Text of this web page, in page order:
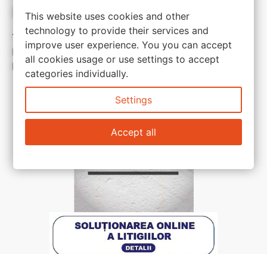
Link-uri utile:
Termeni si conditii
Politica de confidentialitate
Politica de cookie
This website uses cookies and other
technology to provide their services and
improve user experience. You you can accept
all cookies usage or use settings to accept
categories individually.
Settings
Accept all